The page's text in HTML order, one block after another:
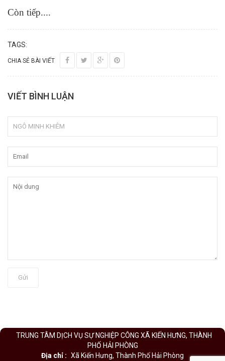
Còn tiếp....
TAGS:
CHIA SẺ BÀI VIẾT
VIẾT BÌNH LUẬN
Gửi
TRUNG TÂM DỊCH VỤ SỰ NGHIỆP CÔNG XÃ KIẾN HƯNG, THÀNH
PHỐ HẢI PHÒNG
Địa chỉ : Xã Kiến Hưng, Thành Phố Hải Phòng